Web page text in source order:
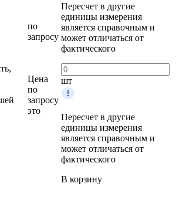
по
запросу
Цена
по
запросу
это
Пересчет в другие
единицы измерения
является справочным и
может отличаться от
фактического
шт
Пересчет в другие
единицы измерения
является справочным и
может отличаться от
фактического
В корзину